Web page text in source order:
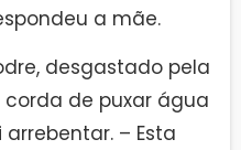
a mãe.
desgastado pela
corda de puxar água
– Esta